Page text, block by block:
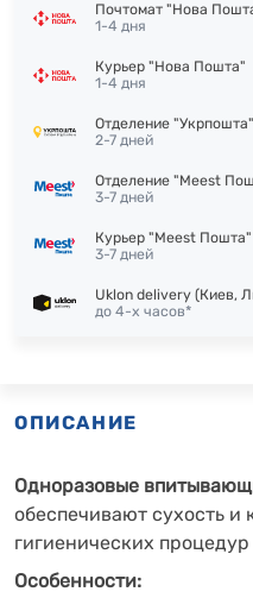
Почтомат "Нова
1-4 дня
Курьер "Нова Пошта"
1-4 дня
Отделение "Укрпошта"
2-7 дней
Отделение "Meest
3-7 дней
Курьер "Meest Пошта"
3-7 дней
Uklon delivery (Киев,
до 4-х часов*
ОПИСАНИЕ
Одноразовые
обеспечивают сухость и
гигиенических
Особенности: